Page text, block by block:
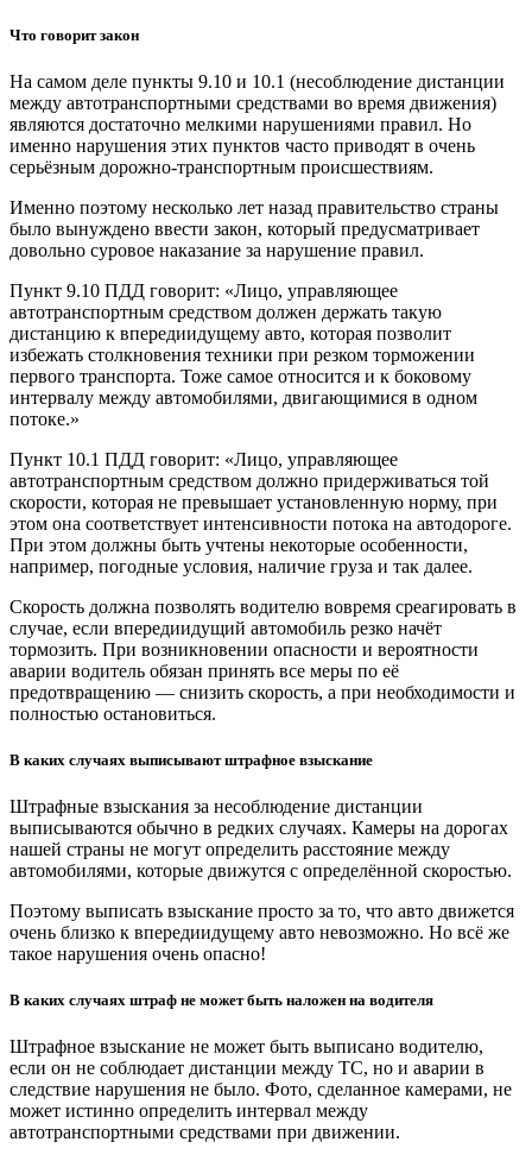
Что говорит закон
На самом деле пункты 9.10 и 10.1 (несоблюдение дистанции
между автотранспортными средствами во время движения)
являются достаточно мелкими нарушениями правил. Но
именно нарушения этих пунктов часто приводят в очень
серьёзным дорожно-транспортным происшествиям.
Именно поэтому несколько лет назад правительство страны
было вынуждено ввести закон, который предусматривает
довольно суровое наказание за нарушение правил.
Пункт 9.10 ПДД говорит: «Лицо, управляющее
автотранспортным средством должен держать такую
дистанцию к впередиидущему авто, которая позволит
избежать столкновения техники при резком торможении
первого транспорта. Тоже самое относится и к боковому
интервалу между автомобилями, двигающимися в одном
потоке.»
Пункт 10.1 ПДД говорит: «Лицо, управляющее
автотранспортным средством должно придерживаться той
скорости, которая не превышает установленную норму, при
этом она соответствует интенсивности потока на автодороге.
При этом должны быть учтены некоторые особенности,
например, погодные условия, наличие груза и так далее.
Скорость должна позволять водителю вовремя среагировать в
случае, если впередиидущий автомобиль резко начёт
тормозить. При возникновении опасности и вероятности
аварии водитель обязан принять все меры по её
предотвращению — снизить скорость, а при необходимости и
полностью остановиться.
В каких случаях выписывают штрафное взыскание
Штрафные взыскания за несоблюдение дистанции
выписываются обычно в редких случаях. Камеры на дорогах
нашей страны не могут определить расстояние между
автомобилями, которые движутся с определённой скоростью.
Поэтому выписать взыскание просто за то, что авто движется
очень близко к впередиидущему авто невозможно. Но всё же
такое нарушения очень опасно!
В каких случаях штраф не может быть наложен на водителя
Штрафное взыскание не может быть выписано водителю,
если он не соблюдает дистанции между ТС, но и аварии в
следствие нарушения не было. Фото, сделанное камерами, не
может истинно определить интервал между
автотранспортными средствами при движении.